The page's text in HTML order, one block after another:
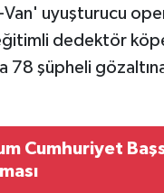
Van' uyuşturucu
dedektör
şüpheli
Cumhuriyet